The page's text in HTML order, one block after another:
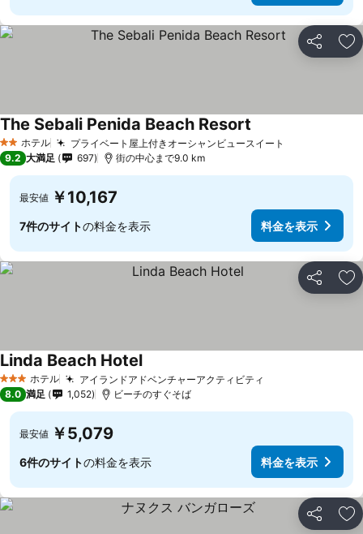
シェア お
2 ホテルのランク
ホテル プライベート屋上付きオーシャンビュースイート
The Sebali Penida Beach Resort
9.2 大満足 697 街の中心まで9.0 km
最安値 ￥10,167
7件のサイトの料金を表示 料金を表示
シェア お
3 ホテルのランク
ホテル アイランドアドベンチャーアクティビティ
Linda Beach Hotel料金を表示
8.0 満足 1,052 ビーチのすぐそば
最安値 ￥5,079
6件のサイトの料金を表示 料金を表示
シェア お